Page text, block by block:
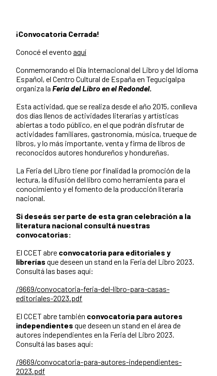
¡Convocatoria Cerrada!
Conocé el evento aquí
Conmemorando el Día Internacional del Libro y del Idioma
Español, el Centro Cultural de España en Tegucigalpa
organiza la Feria del Libro en el Redondel.
Esta actividad, que se realiza desde el año 2015, conlleva
dos días llenos de actividades literarias y artísticas
abiertas a todo público, en el que podrán disfrutar de
actividades familiares, gastronomía, música, trueque de
libros, y lo más importante, venta y firma de libros de
reconocidos autores hondureños y hondureñas.
La Feria del Libro tiene por finalidad la promoción de la
lectura, la difusión del libro como herramienta para el
conocimiento y el fomento de la producción literaria
nacional.
Si deseás ser parte de esta gran celebración a la
literatura nacional consultá nuestras
convocatorias:
El CCET abre convocatoria para editoriales y
librerías que deseen un stand en la Feria del Libro 2023.
Consultá las bases aquí:
/9669/convocatoria-feria-del-libro-para-casas-
editoriales-2023.pdf
El CCET abre también convocatoria para autores
independientes que deseen un stand en el área de
autores independientes en la Feria del Libro 2023.
Consultá las bases aquí:
/9669/convocatoria-para-autores-independientes-
2023.pdf